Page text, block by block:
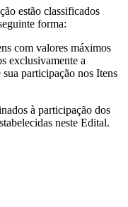
estão classificados
forma:
com valores máximos
exclusivamente a
participação nos Itens
à participação dos
neste Edital.